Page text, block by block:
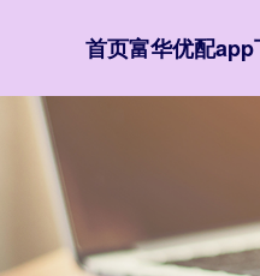
首页富华优配app